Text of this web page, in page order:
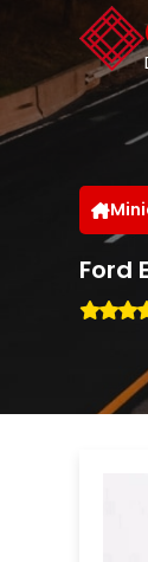
Ford
Cookie-Einstellungen